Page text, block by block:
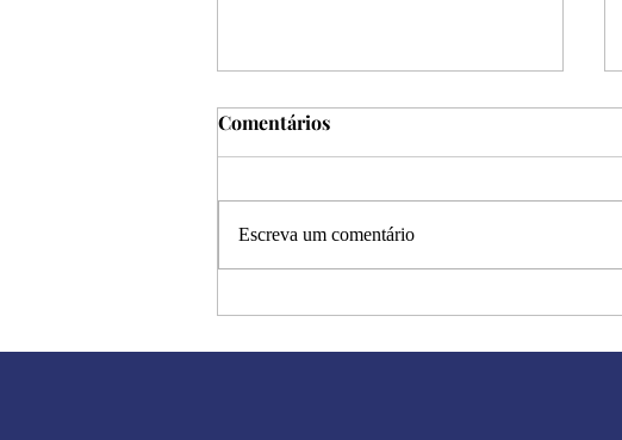
Comentários
Escreva um comentário